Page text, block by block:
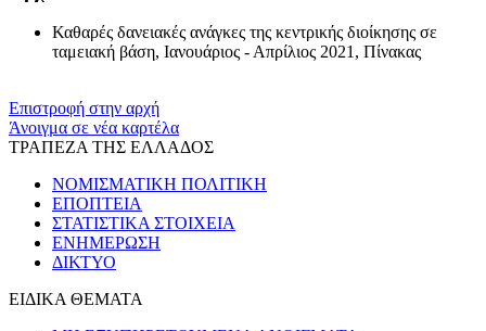
Καθαρές δανειακές ανάγκες της κεντρικής διοίκησης σε
ταμειακή βάση, Ιανουάριος - Απρίλιος 2021, Πίνακας
Επιστροφή στην αρχή
Άνοιγμα σε νέα καρτέλα
ΤΡΑΠΕΖΑ ΤΗΣ ΕΛΛΑΔΟΣ
ΝΟΜΙΣΜΑΤΙΚΗ ΠΟΛΙΤΙΚΗ
ΕΠΟΠΤΕΙΑ
ΣΤΑΤΙΣΤΙΚΑ ΣΤΟΙΧΕΙΑ
ΕΝΗΜΕΡΩΣΗ
ΔΙΚΤΥΟ
ΕΙΔΙΚΑ ΘΕΜΑΤΑ